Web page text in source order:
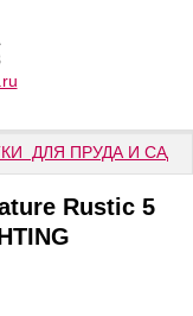
ДЛЯ ПРУДА И САДА
Rustic 5